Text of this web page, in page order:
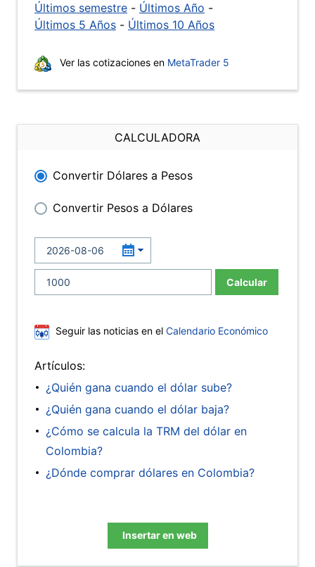
Últimos semestre - Últimos Año -
Últimos 5 Años - Últimos 10 Años
Ver las cotizaciones en MetaTrader 5
CALCULADORA
Convertir Dólares a Pesos
Convertir Pesos a Dólares
Calcular
Seguir las noticias en el Calendario Económico
Artículos:
¿Quién gana cuando el dólar sube?
¿Quién gana cuando el dólar baja?
¿Cómo se calcula la TRM del dólar en
Colombia?
¿Dónde comprar dólares en Colombia?
Insertar en web